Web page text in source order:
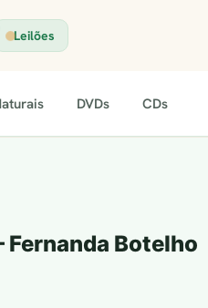
Leilões
DVDs CDs
Fernanda Botelho